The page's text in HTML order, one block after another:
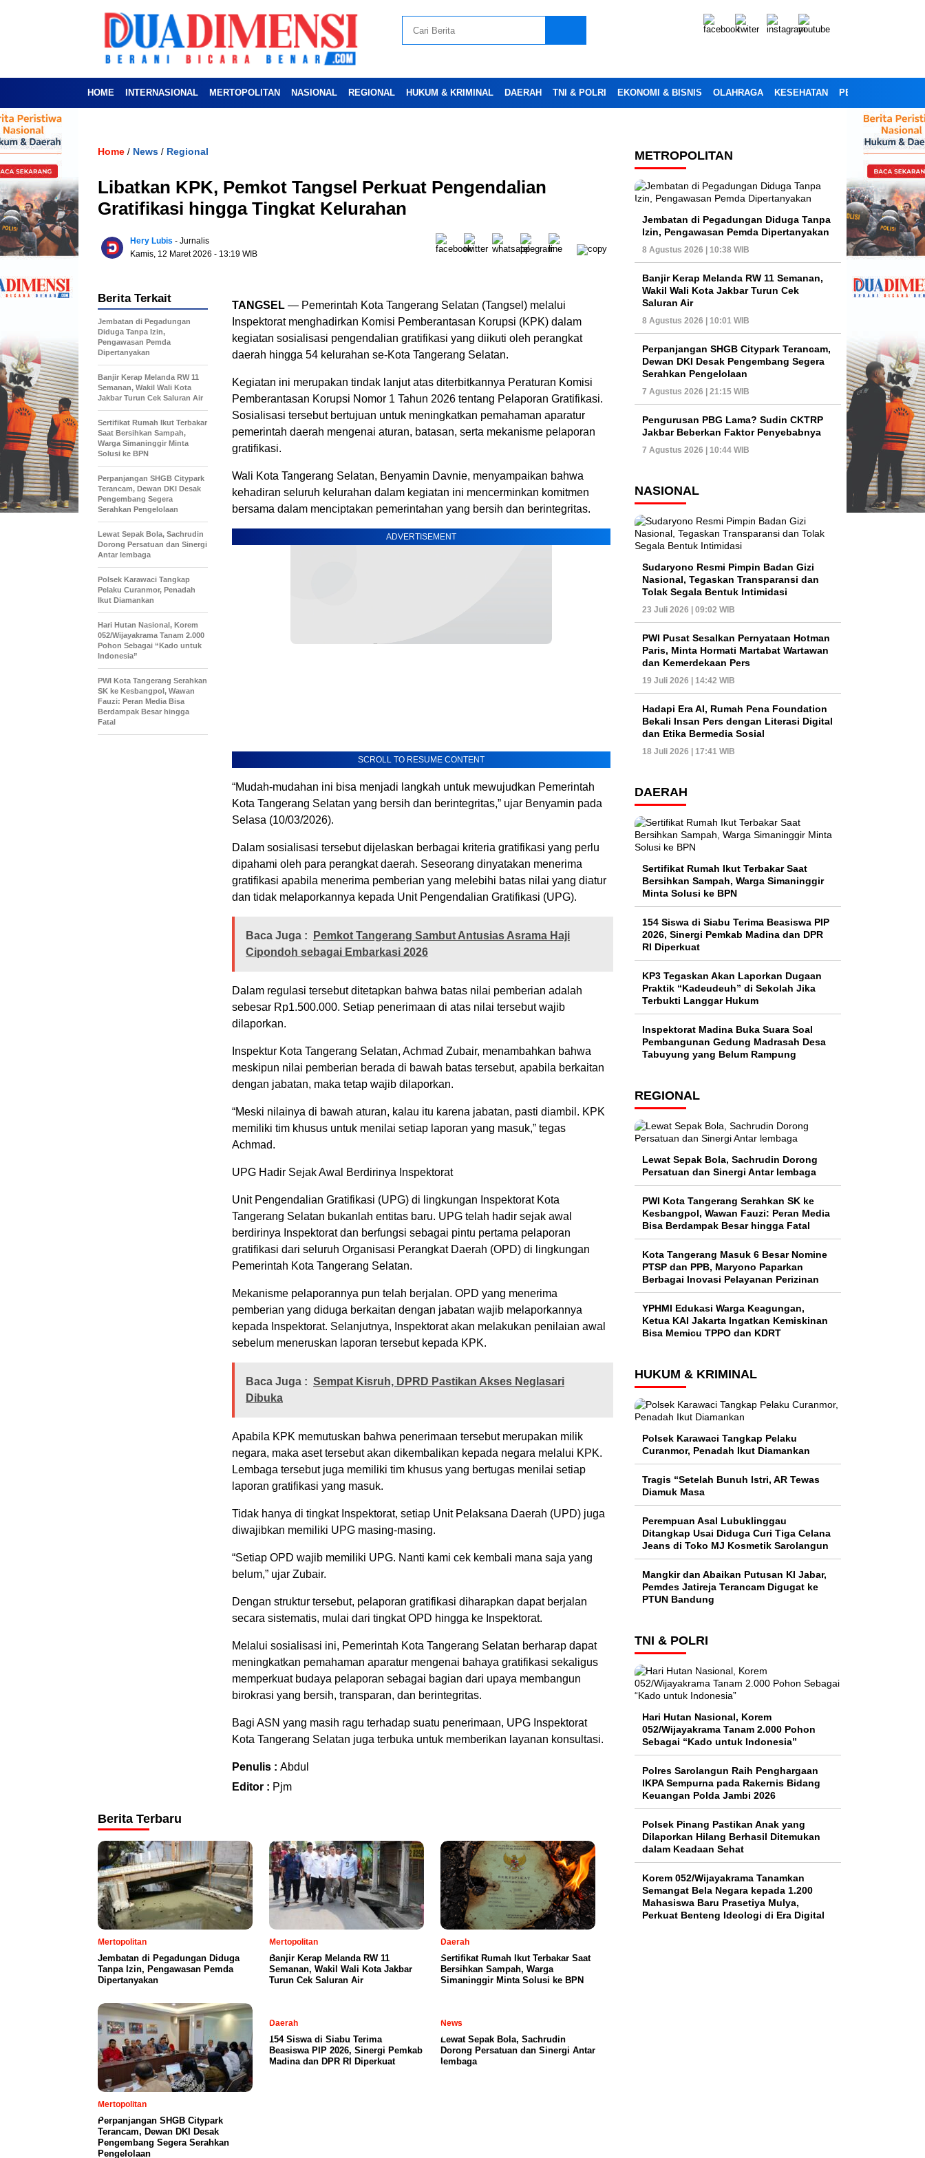
HOME INTERNASIONAL MERTOPOLITAN NASIONAL REGIONAL HUKUM & KRIMINAL DAERAH TNI & POLRI EKONOMI & BISNIS OLAHRAGA KESEHATAN PENDIDIKAN
Home / News / Regional
Libatkan KPK, Pemkot Tangsel Perkuat Pengendalian
Gratifikasi hingga Tingkat Kelurahan
Hery Lubis - Jurnalis
Kamis, 12 Maret 2026 - 13:19 WIB
TANGSEL — Pemerintah Kota Tangerang Selatan (Tangsel) melalui
Inspektorat menghadirkan Komisi Pemberantasan Korupsi (KPK) dalam
kegiatan sosialisasi pengendalian gratifikasi yang diikuti oleh perangkat
daerah hingga 54 kelurahan se-Kota Tangerang Selatan.
Kegiatan ini merupakan tindak lanjut atas diterbitkannya Peraturan Komisi
Pemberantasan Korupsi Nomor 1 Tahun 2026 tentang Pelaporan Gratifikasi.
Sosialisasi tersebut bertujuan untuk meningkatkan pemahaman aparatur
pemerintah daerah mengenai aturan, batasan, serta mekanisme pelaporan
gratifikasi.
Wali Kota Tangerang Selatan, Benyamin Davnie, menyampaikan bahwa
kehadiran seluruh kelurahan dalam kegiatan ini mencerminkan komitmen
bersama dalam menciptakan pemerintahan yang bersih dan berintegritas.
ADVERTISEMENT
SCROLL TO RESUME CONTENT
“Mudah-mudahan ini bisa menjadi langkah untuk mewujudkan Pemerintah
Kota Tangerang Selatan yang bersih dan berintegritas,” ujar Benyamin pada
Selasa (10/03/2026).
Dalam sosialisasi tersebut dijelaskan berbagai kriteria gratifikasi yang perlu
dipahami oleh para perangkat daerah. Seseorang dinyatakan menerima
gratifikasi apabila menerima pemberian yang melebihi batas nilai yang diatur
dan tidak melaporkannya kepada Unit Pengendalian Gratifikasi (UPG).
Baca Juga :
Pemkot Tangerang Sambut Antusias Asrama Haji
Cipondoh sebagai Embarkasi 2026
Dalam regulasi tersebut ditetapkan bahwa batas nilai pemberian adalah
sebesar Rp1.500.000. Setiap penerimaan di atas nilai tersebut wajib
dilaporkan.
Inspektur Kota Tangerang Selatan, Achmad Zubair, menambahkan bahwa
meskipun nilai pemberian berada di bawah batas tersebut, apabila berkaitan
dengan jabatan, maka tetap wajib dilaporkan.
“Meski nilainya di bawah aturan, kalau itu karena jabatan, pasti diambil. KPK
memiliki tim khusus untuk menilai setiap laporan yang masuk,” tegas
Achmad.
UPG Hadir Sejak Awal Berdirinya Inspektorat
Unit Pengendalian Gratifikasi (UPG) di lingkungan Inspektorat Kota
Tangerang Selatan bukanlah entitas baru. UPG telah hadir sejak awal
berdirinya Inspektorat dan berfungsi sebagai pintu pertama pelaporan
gratifikasi dari seluruh Organisasi Perangkat Daerah (OPD) di lingkungan
Pemerintah Kota Tangerang Selatan.
Mekanisme pelaporannya pun telah berjalan. OPD yang menerima
pemberian yang diduga berkaitan dengan jabatan wajib melaporkannya
kepada Inspektorat. Selanjutnya, Inspektorat akan melakukan penilaian awal
sebelum meneruskan laporan tersebut kepada KPK.
Baca Juga : Sempat Kisruh, DPRD Pastikan Akses Neglasari
Dibuka
Apabila KPK memutuskan bahwa penerimaan tersebut merupakan milik
negara, maka aset tersebut akan dikembalikan kepada negara melalui KPK.
Lembaga tersebut juga memiliki tim khusus yang bertugas menilai setiap
laporan gratifikasi yang masuk.
Tidak hanya di tingkat Inspektorat, setiap Unit Pelaksana Daerah (UPD) juga
diwajibkan memiliki UPG masing-masing.
“Setiap OPD wajib memiliki UPG. Nanti kami cek kembali mana saja yang
belum,” ujar Zubair.
Dengan struktur tersebut, pelaporan gratifikasi diharapkan dapat berjalan
secara sistematis, mulai dari tingkat OPD hingga ke Inspektorat.
Melalui sosialisasi ini, Pemerintah Kota Tangerang Selatan berharap dapat
meningkatkan pemahaman aparatur mengenai bahaya gratifikasi sekaligus
memperkuat budaya pelaporan sebagai bagian dari upaya membangun
birokrasi yang bersih, transparan, dan berintegritas.
Bagi ASN yang masih ragu terhadap suatu penerimaan, UPG Inspektorat
Kota Tangerang Selatan juga terbuka untuk memberikan layanan konsultasi.
Penulis : Abdul
Editor : Pjm
Berita Terkait
Jembatan di Pegadungan
Diduga Tanpa Izin,
Pengawasan Pemda
Dipertanyakan
Banjir Kerap Melanda RW 11
Semanan, Wakil Wali Kota
Jakbar Turun Cek Saluran Air
Sertifikat Rumah Ikut Terbakar
Saat Bersihkan Sampah,
Warga Simaninggir Minta
Solusi ke BPN
Perpanjangan SHGB Citypark
Terancam, Dewan DKI Desak
Pengembang Segera
Serahkan Pengelolaan
Lewat Sepak Bola, Sachrudin
Dorong Persatuan dan Sinergi
Antar lembaga
Polsek Karawaci Tangkap
Pelaku Curanmor, Penadah
Ikut Diamankan
Hari Hutan Nasional, Korem
052/Wijayakrama Tanam 2.000
Pohon Sebagai “Kado untuk
Indonesia”
PWI Kota Tangerang Serahkan
SK ke Kesbangpol, Wawan
Fauzi: Peran Media Bisa
Berdampak Besar hingga
Fatal
Berita Terbaru
Mertopolitan
Jembatan di Pegadungan Diduga
Tanpa Izin, Pengawasan Pemda
Dipertanyakan
Mertopolitan
Banjir Kerap Melanda RW 11
Semanan, Wakil Wali Kota Jakbar
Turun Cek Saluran Air
Daerah
Sertifikat Rumah Ikut Terbakar Saat
Bersihkan Sampah, Warga
Simaninggir Minta Solusi ke BPN
Mertopolitan
Perpanjangan SHGB Citypark
Terancam, Dewan DKI Desak
Pengembang Segera Serahkan
Pengelolaan
Daerah
154 Siswa di Siabu Terima
Beasiswa PIP 2026, Sinergi Pemkab
Madina dan DPR RI Diperkuat
News
Lewat Sepak Bola, Sachrudin
Dorong Persatuan dan Sinergi Antar
lembaga
METROPOLITAN
Jembatan di Pegadungan Diduga Tanpa
Izin, Pengawasan Pemda Dipertanyakan
8 Agustus 2026 | 10:38 WIB
Banjir Kerap Melanda RW 11 Semanan,
Wakil Wali Kota Jakbar Turun Cek
Saluran Air
8 Agustus 2026 | 10:01 WIB
Perpanjangan SHGB Citypark Terancam,
Dewan DKI Desak Pengembang Segera
Serahkan Pengelolaan
7 Agustus 2026 | 21:15 WIB
Pengurusan PBG Lama? Sudin CKTRP
Jakbar Beberkan Faktor Penyebabnya
7 Agustus 2026 | 10:44 WIB
NASIONAL
Sudaryono Resmi Pimpin Badan Gizi
Nasional, Tegaskan Transparansi dan
Tolak Segala Bentuk Intimidasi
23 Juli 2026 | 09:02 WIB
PWI Pusat Sesalkan Pernyataan Hotman
Paris, Minta Hormati Martabat Wartawan
dan Kemerdekaan Pers
19 Juli 2026 | 14:42 WIB
Hadapi Era AI, Rumah Pena Foundation
Bekali Insan Pers dengan Literasi Digital
dan Etika Bermedia Sosial
18 Juli 2026 | 17:41 WIB
DAERAH
Sertifikat Rumah Ikut Terbakar Saat
Bersihkan Sampah, Warga Simaninggir
Minta Solusi ke BPN
154 Siswa di Siabu Terima Beasiswa PIP
2026, Sinergi Pemkab Madina dan DPR
RI Diperkuat
KP3 Tegaskan Akan Laporkan Dugaan
Praktik “Kadeudeuh” di Sekolah Jika
Terbukti Langgar Hukum
Inspektorat Madina Buka Suara Soal
Pembangunan Gedung Madrasah Desa
Tabuyung yang Belum Rampung
REGIONAL
Lewat Sepak Bola, Sachrudin Dorong
Persatuan dan Sinergi Antar lembaga
PWI Kota Tangerang Serahkan SK ke
Kesbangpol, Wawan Fauzi: Peran Media
Bisa Berdampak Besar hingga Fatal
Kota Tangerang Masuk 6 Besar Nomine
PTSP dan PPB, Maryono Paparkan
Berbagai Inovasi Pelayanan Perizinan
YPHMI Edukasi Warga Keagungan,
Ketua KAI Jakarta Ingatkan Kemiskinan
Bisa Memicu TPPO dan KDRT
HUKUM & KRIMINAL
Polsek Karawaci Tangkap Pelaku
Curanmor, Penadah Ikut Diamankan
Tragis “Setelah Bunuh Istri, AR Tewas
Diamuk Masa
Perempuan Asal Lubuklinggau
Ditangkap Usai Diduga Curi Tiga Celana
Jeans di Toko MJ Kosmetik Sarolangun
Mangkir dan Abaikan Putusan KI Jabar,
Pemdes Jatireja Terancam Digugat ke
PTUN Bandung
TNI & POLRI
Hari Hutan Nasional, Korem
052/Wijayakrama Tanam 2.000 Pohon
Sebagai “Kado untuk Indonesia”
Polres Sarolangun Raih Penghargaan
IKPA Sempurna pada Rakernis Bidang
Keuangan Polda Jambi 2026
Polsek Pinang Pastikan Anak yang
Dilaporkan Hilang Berhasil Ditemukan
dalam Keadaan Sehat
Korem 052/Wijayakrama Tanamkan
Semangat Bela Negara kepada 1.200
Mahasiswa Baru Prasetiya Mulya,
Perkuat Benteng Ideologi di Era Digital